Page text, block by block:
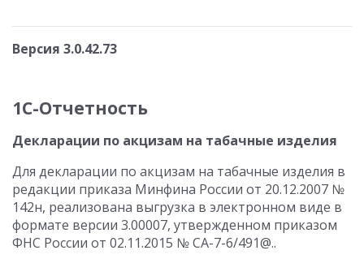
Версия 3.0.42.73
1С-Отчетность
Декларации по акцизам на табачные изделия
Для декларации по акцизам на табачные изделия в
редакции приказа Минфина России от 20.12.2007 №
142н, реализована выгрузка в электронном виде в
формате версии 3.00007, утвержденном приказом
ФНС России от 02.11.2015 № СА-7-6/491@..